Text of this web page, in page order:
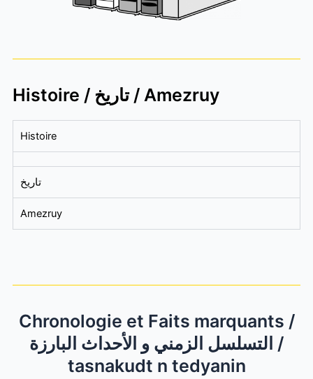
Histoire / تاريخ / Amezruy
Histoire
تاريخ
Amezruy
Chronologie et Faits marquants /
التسلسل الزمني و الأحداث البارزة /
tasnakudt n tedyanin